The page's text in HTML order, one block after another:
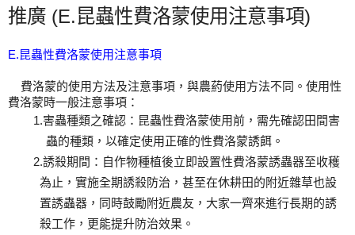
推廣 (E.昆蟲性費洛蒙使用注意事項)
E.昆蟲性費洛蒙使用注意事項
費洛蒙的使用方法及注意事項，與農葯使用方法不同。使用性
費洛蒙時一般注意事項：
1.害蟲種類之確認：昆蟲性費洛蒙使用前，需先確認田間害
蟲的種類，以確定使用正確的性費洛蒙誘餌。
2.誘殺期間：自作物種植後立即設置性費洛蒙誘蟲器至收穫
為止，實施全期誘殺防治，甚至在休耕田的附近雜草也設
置誘蟲器，同時鼓勵附近農友，大家一齊來進行長期的誘
殺工作，更能提升防治效果。